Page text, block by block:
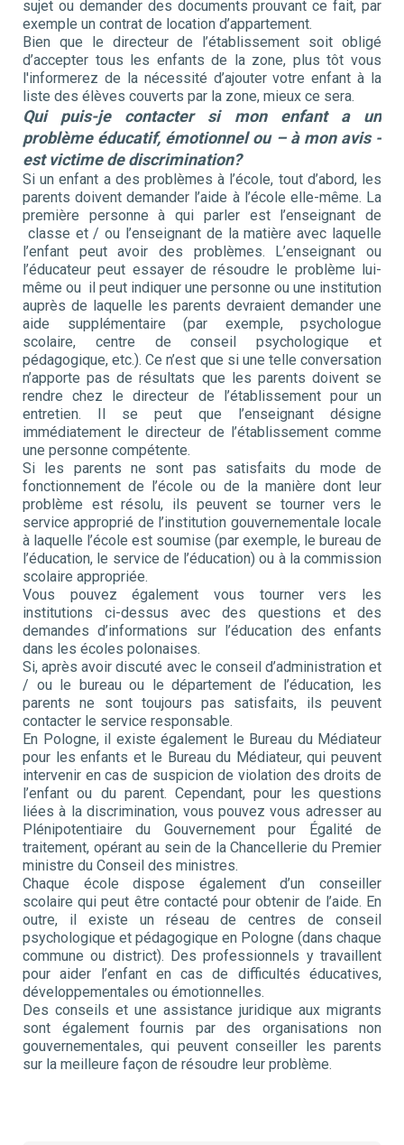
sujet ou demander des documents prouvant ce fait, par
exemple un contrat de location d’appartement.
Bien que le directeur de l’établissement soit obligé
d’accepter tous les enfants de la zone, plus tôt vous
l'informerez de la nécessité d’ajouter votre enfant à la
liste des élèves couverts par la zone, mieux ce sera.
Qui puis-je contacter si mon enfant a un
problème éducatif, émotionnel ou – à mon avis -
est victime de discrimination?
Si un enfant a des problèmes à l’école, tout d’abord, les
parents doivent demander l’aide à l’école elle-même. La
première personne à qui parler est l’enseignant de
classe et / ou l’enseignant de la matière avec laquelle
l’enfant peut avoir des problèmes. L’enseignant ou
l’éducateur peut essayer de résoudre le problème lui-
même ou il peut indiquer une personne ou une institution
auprès de laquelle les parents devraient demander une
aide supplémentaire (par exemple, psychologue
scolaire, centre de conseil psychologique et
pédagogique, etc.). Ce n’est que si une telle conversation
n’apporte pas de résultats que les parents doivent se
rendre chez le directeur de l’établissement pour un
entretien. Il se peut que l’enseignant désigne
immédiatement le directeur de l’établissement comme
une personne compétente.
Si les parents ne sont pas satisfaits du mode de
fonctionnement de l’école ou de la manière dont leur
problème est résolu, ils peuvent se tourner vers le
service approprié de l’institution gouvernementale locale
à laquelle l’école est soumise (par exemple, le bureau de
l’éducation, le service de l’éducation) ou à la commission
scolaire appropriée.
Vous pouvez également vous tourner vers les
institutions ci-dessus avec des questions et des
demandes d’informations sur l’éducation des enfants
dans les écoles polonaises.
Si, après avoir discuté avec le conseil d’administration et
/ ou le bureau ou le département de l’éducation, les
parents ne sont toujours pas satisfaits, ils peuvent
contacter le service responsable.
En Pologne, il existe également le Bureau du Médiateur
pour les enfants et le Bureau du Médiateur, qui peuvent
intervenir en cas de suspicion de violation des droits de
l’enfant ou du parent. Cependant, pour les questions
liées à la discrimination, vous pouvez vous adresser au
Plénipotentiaire du Gouvernement pour Égalité de
traitement, opérant au sein de la Chancellerie du Premier
ministre du Conseil des ministres.
Chaque école dispose également d’un conseiller
scolaire qui peut être contacté pour obtenir de l’aide. En
outre, il existe un réseau de centres de conseil
psychologique et pédagogique en Pologne (dans chaque
commune ou district). Des professionnels y travaillent
pour aider l’enfant en cas de difficultés éducatives,
développementales ou émotionnelles.
Des conseils et une assistance juridique aux migrants
sont également fournis par des organisations non
gouvernementales, qui peuvent conseiller les parents
sur la meilleure façon de résoudre leur problème.